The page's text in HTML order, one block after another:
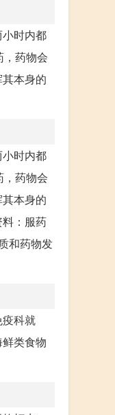
时内都
药物会
本身的
时内都
药物会
本身的
：服药
和药物发
科就
类食物